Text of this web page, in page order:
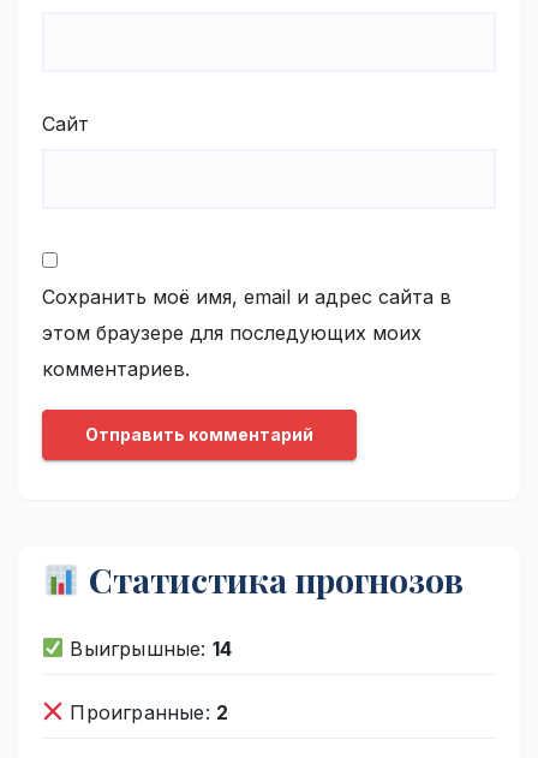
Сайт
Сохранить моё имя, email и адрес сайта в
этом браузере для последующих моих
комментариев.
Статистика прогнозов
Выигрышные: 14
Проигранные: 2